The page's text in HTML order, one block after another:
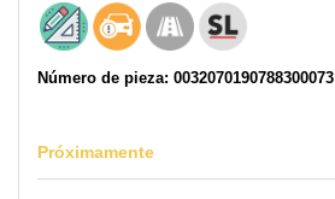
Número de pieza: 0032070190788300073
Próximamente